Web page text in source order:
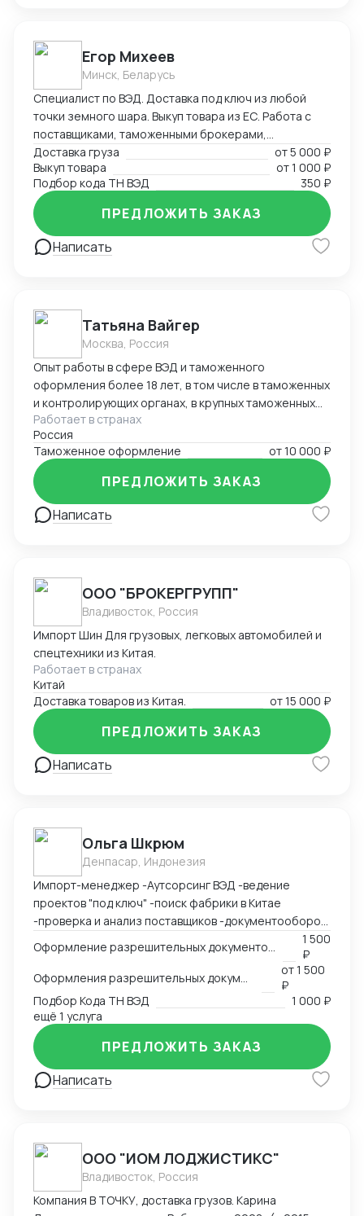
Егор Михеев
Минск, Беларусь
Специалист по ВЭД. Доставка под ключ из любой
точки земного шара. Выкуп товара из ЕС. Работа с
поставщиками, таможенными брокерами,
перевозчиками. Создание и редактирование
документов (любых (прям любых)) под ваши нужды.
Доставка груза от5 000 ₽
Выкуп товара
от1 000 ₽
Подбор кода ТН ВЭД
350 ₽
Написать
ПРЕДЛОЖИТЬ ЗАКАЗ
Татьяна Вайгер
Москва, Россия
Опыт работы в сфере ВЭД и таможенного
оформления более 18 лет, в том числе в таможенных
и контролирующих органах, в крупных таможенных
представителях. Сопровождение полного цикла
таможенного оформления и консультирование на
любом этапе, подтверждение таможенной
стоимости, помощь в составлении документов.
Решение нестандартных ситуаций.
Работает в странах
Россия
Таможенное оформление
от10 000 ₽
Написать
ПРЕДЛОЖИТЬ ЗАКАЗ
ООО "БРОКЕРГРУПП"
Владивосток, Россия
Импорт Шин Для грузовых, легковых автомобилей и
спецтехники из Китая.
Работает в странах
Китай
Доставка товаров из Китая.
от15 000 ₽
Написать
ПРЕДЛОЖИТЬ ЗАКАЗ
Ольга Шкрюм
Денпасар, Индонезия
Импорт-менеджер -Аутсорсинг ВЭД -ведение
проектов "под ключ" -поиск фабрики в Китае
-проверка и анализ поставщиков -документооборот
-оформление сертификации на товар: СГР, ДС, СС,
РУ, Нотификация -деловая переписка -продажи
-пользование Инкотермс -общение с фабриками (на
китайском языке) -кастомизация продукта -работа с
OEM \ ODM фабриками - доставка и растаможка
образцов для изготовления сертификации. Проекты
разной сложности, от станков до БАДов
1 500
₽
от1 500
₽
Подбор Кода ТН ВЭД
1 000 ₽
ещё 1 услуга
Написать
ПРЕДЛОЖИТЬ ЗАКАЗ
ООО "ИОМ ЛОДЖИСТИКС"
Владивосток, Россия
Компания В ТОЧКУ, доставка грузов. Карина